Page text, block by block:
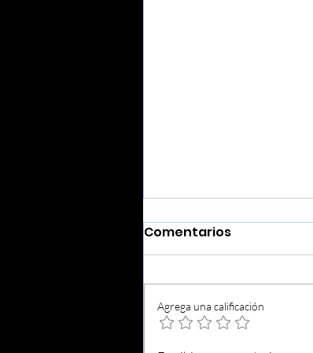
Comentarios
Agrega una calificación